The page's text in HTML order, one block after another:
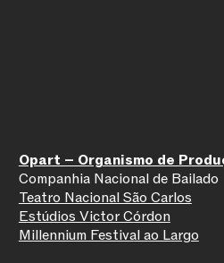
Opart – Organismo de
Companhia Nacional de Bailado
Teatro Nacional São Carlos
Estúdios Victor Córdon
Millennium Festival ao Largo